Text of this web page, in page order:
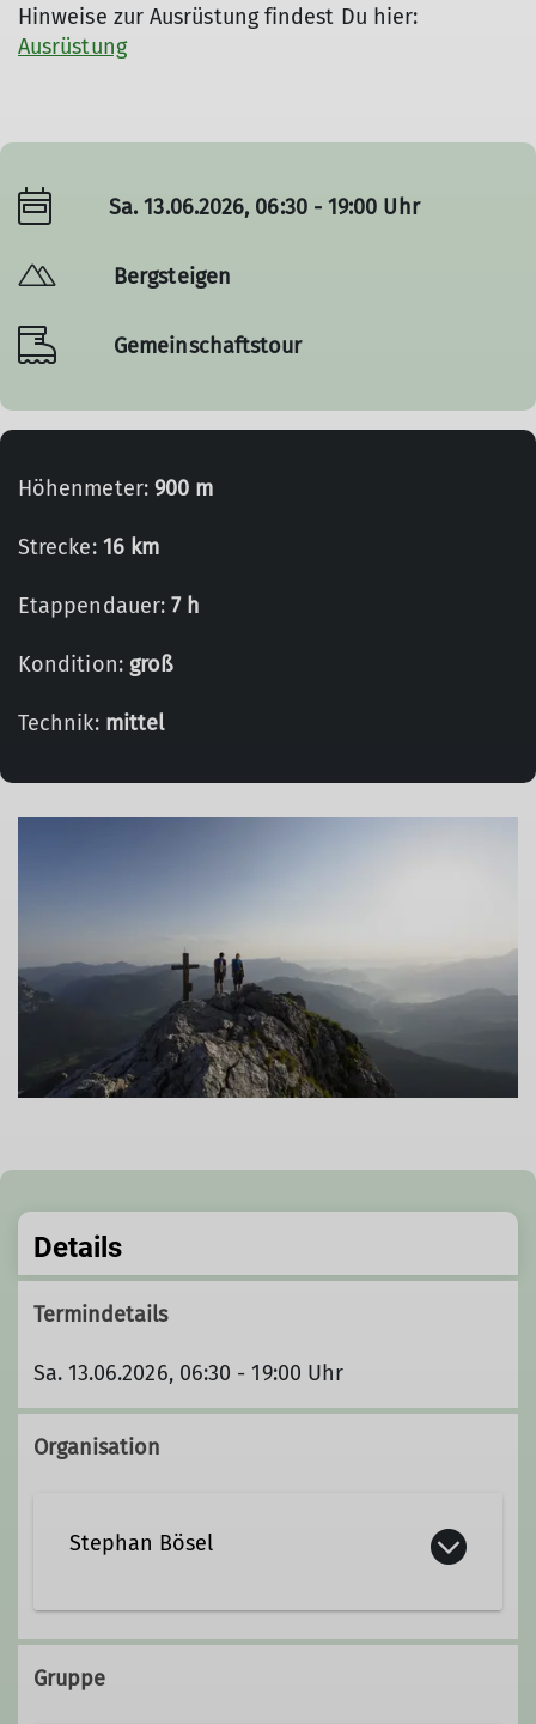
Hinweise zur Ausrüstung findest Du hier:
Ausrüstung
Sa. 13.06.2026, 06:30 - 19:00 Uhr
Bergsteigen
Gemeinschaftstour
Höhenmeter: 900 m
Strecke: 16 km
Etappendauer:7 h
Kondition: groß
Technik: mittel
Details
Termindetails
Sa. 13.06.2026, 06:30 - 19:00 Uhr
Organisation
Stephan Bösel
Kontakt aufnehmen
Gruppe